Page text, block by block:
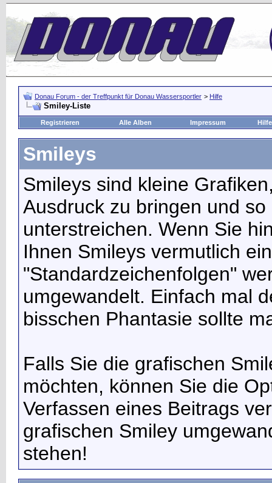
Donau Forum - der Treffpunkt für Donau Wassersportler > Hilfe
Smiley-Liste
Registrieren Alle Alben Impressum Hilfe
Smileys
Smileys sind kleine
Ausdruck zu bringen und
unterstreichen. Wenn Sie
Ihnen Smileys vermutlich
"Standardzeichenfolgen"
umgewandelt. Einfach mal
bisschen Phantasie sollte
Falls Sie die grafischen
möchten, können Sie die
Verfassen eines Beitrags
grafischen Smiley
stehen!